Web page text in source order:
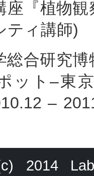
座『植物
ティ講師)
総合研究博
ット–東
–
2014